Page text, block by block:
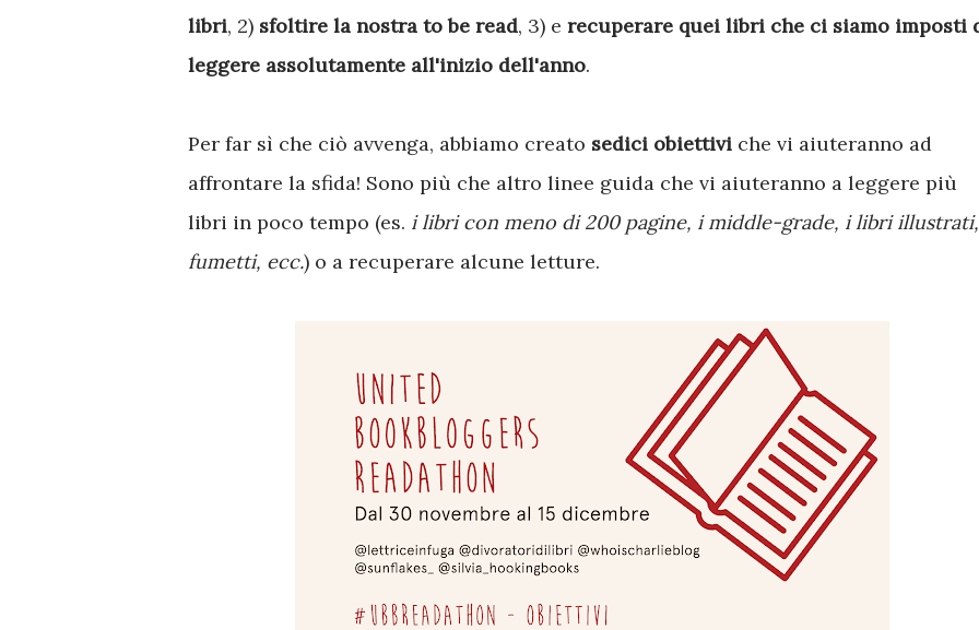
libri, 2) sfoltire la nostra to be read, 3) e recuperare quei libri che ci siamo imposti
leggere assolutamente all'inizio dell'anno.
Per far sì che ciò avvenga, abbiamo creato sedici obiettivi che vi aiuteranno ad
affrontare la sfida! Sono più che altro linee guida che vi aiuteranno a leggere più
libri in poco tempo (es. i libri con meno di 200 pagine, i middle-grade, i libri
fumetti, ecc.) o a recuperare alcune letture.